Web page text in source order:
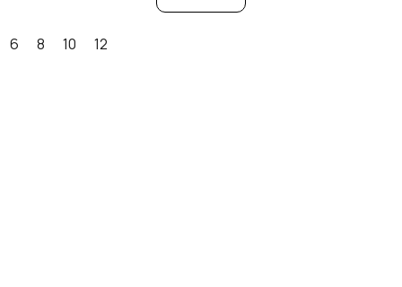
6 8 10 12